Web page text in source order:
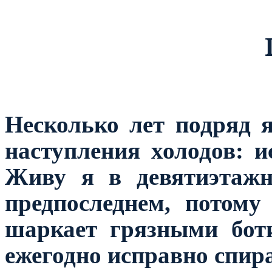
Несколько лет подряд
наступления холодов:
Живу я в
предпоследнем,
шаркает грязными
ежегодно исправно